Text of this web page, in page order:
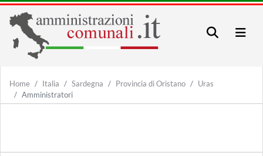
Home Italia Sardegna Provincia di Oristano
Uras
Amministratori